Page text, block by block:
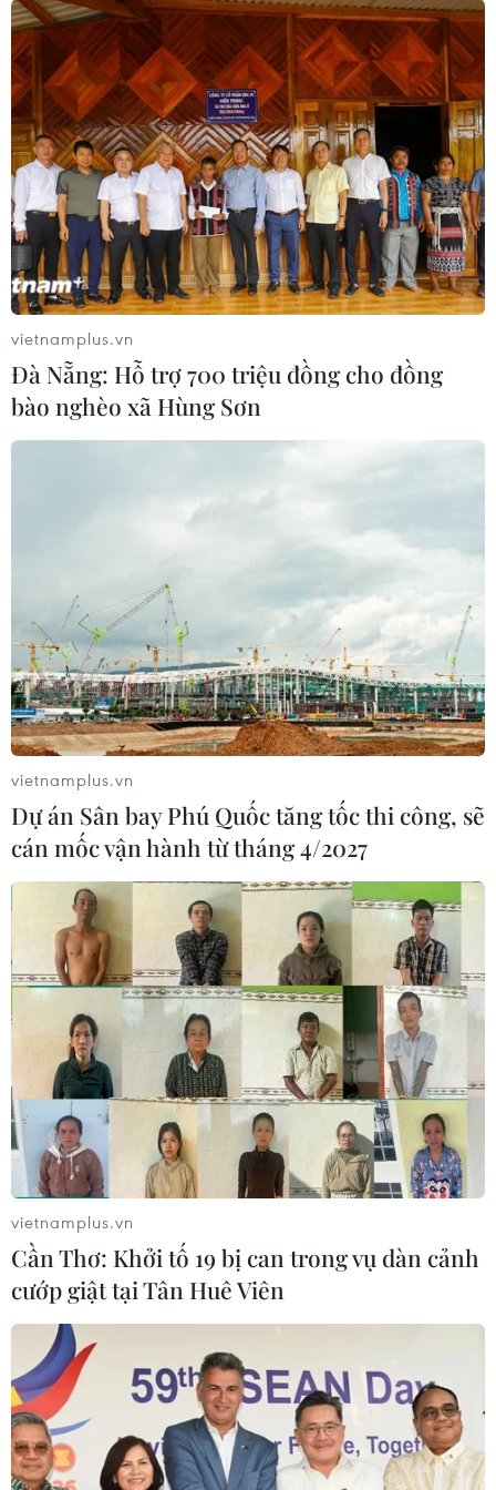
TIN CÙNG CHUYÊN MỤC
Động lực mới cho hợp tác thương
mại Việt Nam-Australia
08/08/2026 12:20
vietnamplus.vn
Đà Nẵng: Hỗ trợ 700 triệu đồng cho đồng
bào nghèo xã Hùng Sơn
vietnamplus.vn
Dự án Sân bay Phú Quốc tăng tốc thi công, sẽ
cán mốc vận hành từ tháng 4/2027
vietnamplus.vn
Cần Thơ: Khởi tố 19 bị can trong vụ dàn cảnh
cướp giật tại Tân Huê Viên